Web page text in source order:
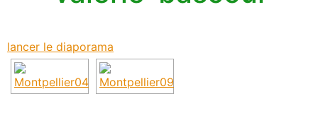
lancer le diaporama